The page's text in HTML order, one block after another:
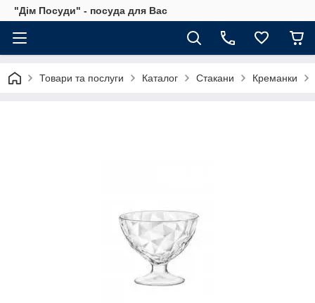
"Дім Посуди" - посуда для Вас
Товари та послуги Каталог Стакани Креманки